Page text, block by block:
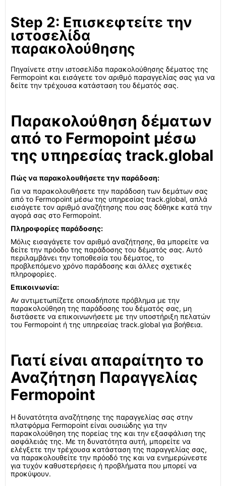
Step 2: Επισκεφτείτε την
ιστοσελίδα
παρακολούθησης
Πηγαίνετε στην ιστοσελίδα παρακολούθησης δέματος της
Fermopoint και εισάγετε τον αριθμό παραγγελίας σας για να
δείτε την τρέχουσα κατάσταση του δέματός σας.
Παρακολούθηση δέματων
από το Fermopoint μέσω
της υπηρεσίας track.global
Πώς να παρακολουθήσετε την παράδοση:
Για να παρακολουθήσετε την παράδοση των δεμάτων σας
από το Fermopoint μέσω της υπηρεσίας track.global, απλά
εισάγετε τον αριθμό αναζήτησης που σας δόθηκε κατά την
αγορά σας στο Fermopoint.
Πληροφορίες παράδοσης:
Μόλις εισαγάγετε τον αριθμό αναζήτησης, θα μπορείτε να
δείτε την πρόοδο της παράδοσης του δέματός σας. Αυτό
περιλαμβάνει την τοποθεσία του δέματος, το
προβλεπόμενο χρόνο παράδοσης και άλλες σχετικές
πληροφορίες.
Επικοινωνία:
Αν αντιμετωπίζετε οποιαδήποτε πρόβλημα με την
παρακολούθηση της παράδοσης του δέματός σας, μη
διστάσετε να επικοινωνήσετε με την υποστήριξη πελατών
του Fermopoint ή της υπηρεσίας track.global για βοήθεια.
Γιατί είναι απαραίτητο το
Αναζήτηση Παραγγελίας
Fermopoint
Η δυνατότητα αναζήτησης της παραγγελίας σας στην
πλατφόρμα Fermopoint είναι ουσιώδης για την
παρακολούθηση της πορείας της και την εξασφάλιση της
ασφάλειάς της. Με τη δυνατότητα αυτή, μπορείτε να
ελέγξετε την τρέχουσα κατάσταση της παραγγελίας σας,
να παρακολουθείτε την πρόοδό της και να ενημερώνεστε
για τυχόν καθυστερήσεις ή προβλήματα που μπορεί να
προκύψουν.